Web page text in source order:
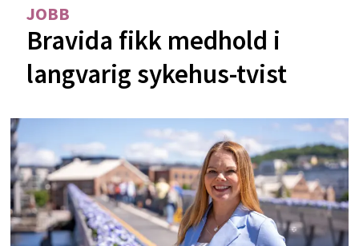
JOBB
Bravida fikk medhold i
langvarig sykehus-tvist